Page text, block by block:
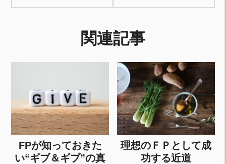
関連記事
FPが知っておきた
い“ギブ＆ギブ”の真
理想のＦＰとして成
功する近道